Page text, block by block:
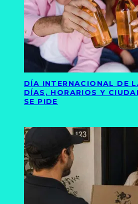
DÍA INTERNACIONAL DE
DÍAS, HORARIOS Y
SE PIDE